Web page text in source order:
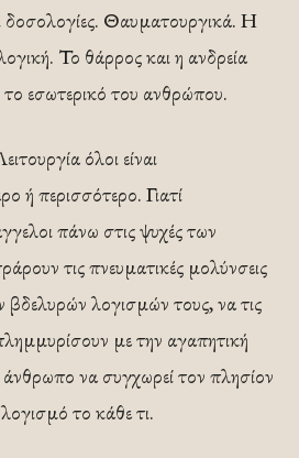
δοσολογίες. Θαυματουργικά. Η
Το θάρρος και η ανδρεία
εσωτερικό του ανθρώπου.
όλοι είναι
ή περισσότερο. Γιατί
πάνω στις ψυχές των
τις πνευματικές μολύνσεις
βδελυρών λογισμών τους, να τις
με την αγαπητική
άνθρωπο να συγχωρεί τον πλησίον
το κάθε τι.